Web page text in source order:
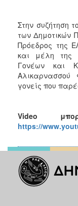
Στην συζήτηση
των Δημοτικών
Πρόεδρος της
και μέλη της
Γονέων και
Αλικαρνασσού
γονείς που
Video
https://